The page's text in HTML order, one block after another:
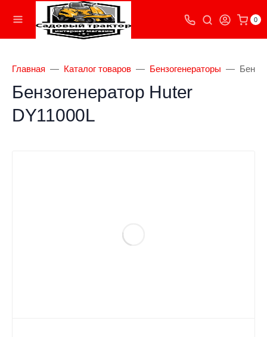
0
Главная Каталог товаров Бензогенераторы
Бензогенератор Huter
DY11000L